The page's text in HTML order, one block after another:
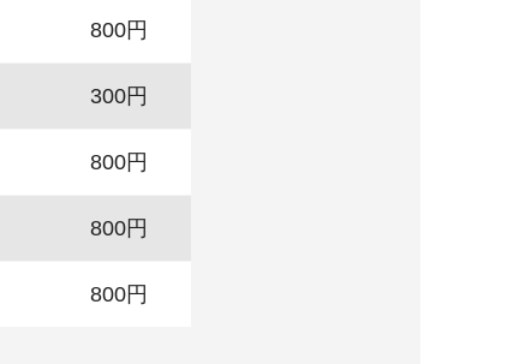
800円
300円
800円
800円
800円